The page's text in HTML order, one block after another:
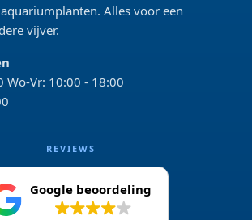
Alles voor een
vijver.
Wo-Vr: 10:00 - 18:00
REVIEWS
Google beoordeling